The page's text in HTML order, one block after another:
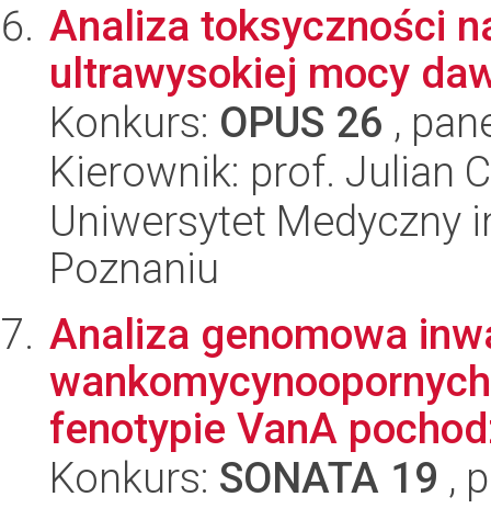
Analiza toksyczności
ultrawysokiej mocy
Konkurs: OPUS 26 ,
Kierownik: prof. Julian
Uniwersytet Medyczny
Poznaniu
Analiza genomowa
fenotypie VanA
Konkurs: SONATA 19 ,